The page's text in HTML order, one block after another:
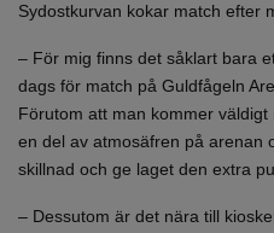
Sydostkurvan kokar match efter
– För mig finns det såklart bara
dags för match på Guldfågeln
Förutom att man kommer
en del av atmosäfren på arenan
skillnad och ge laget den extra
– Dessutom är det nära till